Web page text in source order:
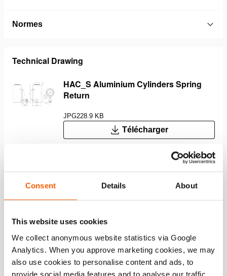
Consent Details About
This website uses cookies
We collect anonymous website statistics via Google
Analytics. When you approve marketing cookies, we may
also use cookies to personalise content and ads, to
provide social media features and to analyse our traffic.
Normes
Technical Drawing
HAC_S Aluminium Cylinders Spring
Return
JPG228.9 KB
Télécharger
Caractéristiques
supérieur et d’un roulement composite extrêmement
solide pour une durée de vie plus longue
La tête XL protège de manière optimale le piston et guide